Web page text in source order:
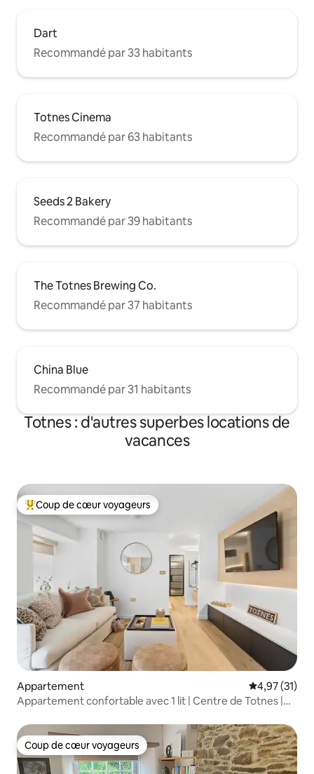
Dart
Recommandé par 33 habitants
Totnes Cinema
Recommandé par 63 habitants
Seeds 2 Bakery
Recommandé par 39 habitants
The Totnes Brewing Co.
Recommandé par 37 habitants
China Blue
Recommandé par 31 habitants
Totnes : d'autres superbes locations de
vacances
Coups de cœur voyageurs les plus appréciés
Coup de cœur voyageurs
Appartement Évaluation
4,97 (31)
Appartement confortable avec 1 lit | Centre de Totnes |
Coup de cœur voyageurs
Coup de cœur voyageurs